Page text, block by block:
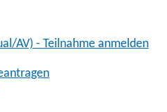
AV) - Teilnahme anmelden